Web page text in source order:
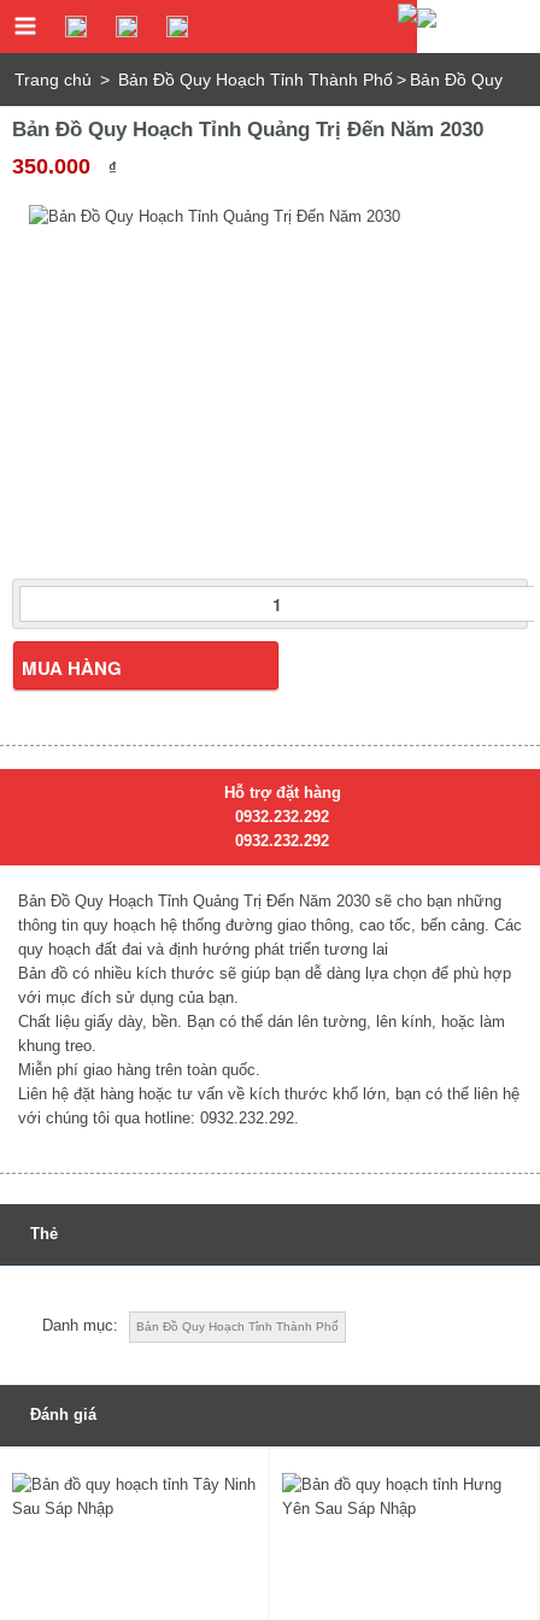
Trang chủ > Bản Đồ Quy Hoạch Tỉnh Thành Phố> Bản Đồ Quy
Hoạch Tỉnh Quảng Trị Đến Năm 2030
Bản Đồ Quy Hoạch Tỉnh Quảng Trị Đến Năm 2030
350.000 ₫
Bản
Quy
Hoạch
Tỉnh
MUA HÀNG
Hỗ trợ đặt hàng
0932.232.292
0932.232.292
Bản Đồ Quy Hoạch Tỉnh Quảng Trị Đến Năm 2030 sẽ cho bạn những
thông tin quy hoạch hệ thống đường giao thông, cao tốc, bến cảng. Các
quy hoạch đất đai và định hướng phát triển tương lai
Bản đồ có nhiều kích thước sẽ giúp bạn dễ dàng lựa chọn để phù hợp
với mục đích sử dụng của bạn.
Chất liệu giấy dày, bền. Bạn có thể dán lên tường, lên kính, hoặc làm
khung treo.
Miễn phí giao hàng trên toàn quốc.
Liên hệ đặt hàng hoặc tư vấn về kích thước khổ lớn, bạn có thể liên hệ
với chúng tôi qua hotline: 0932.232.292.
Thẻ
Danh mục: Bản Đồ Quy Hoạch Tỉnh Thành Phố
Đánh giá
Đánh giá